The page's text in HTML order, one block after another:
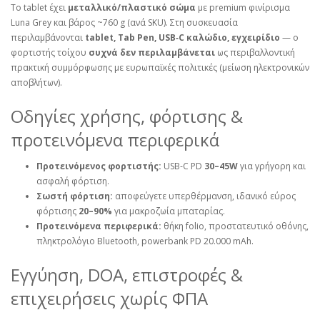
Το tablet έχει μεταλλικό/πλαστικό σώμα με premium φινίρισμα
Luna Grey και βάρος ~760 g (ανά SKU). Στη συσκευασία
περιλαμβάνονται tablet, Tab Pen, USB‑C καλώδιο, εγχειρίδιο — ο
φορτιστής τοίχου συχνά δεν περιλαμβάνεται ως περιβαλλοντική
πρακτική συμμόρφωσης με ευρωπαϊκές πολιτικές (μείωση ηλεκτρονικών
αποβλήτων).
Οδηγίες χρήσης, φόρτισης &
προτεινόμενα περιφερικά
Προτεινόμενος φορτιστής: USB‑C PD 30–45Wγια γρήγορη και
ασφαλή φόρτιση.
Σωστή φόρτιση: αποφεύγετε υπερθέρμανση, ιδανικό εύρος
φόρτισης 20–90% για μακροζωία μπαταρίας.
Προτεινόμενα περιφερικά: θήκη folio, προστατευτικό οθόνης,
πληκτρολόγιο Bluetooth, powerbank PD 20.000 mAh.
Εγγύηση, DOA, επιστροφές &
επιχειρήσεις χωρίς ΦΠΑ